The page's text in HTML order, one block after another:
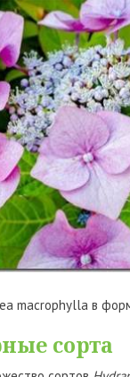
macrophylla в
сорта